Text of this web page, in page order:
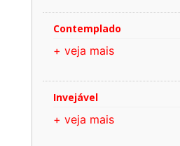
Contemplado
+ veja mais
Invejável
+ veja mais